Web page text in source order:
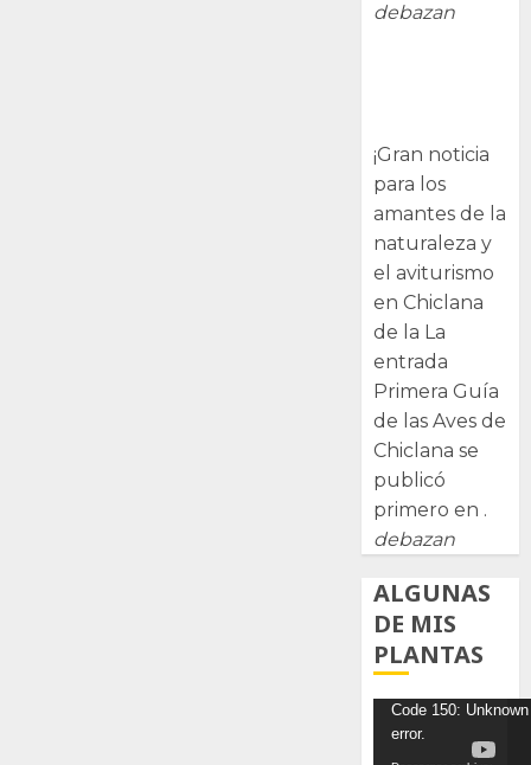
debazan
¡Gran noticia
para los
amantes de la
naturaleza y
el aviturismo
en Chiclana
de la La
entrada
Primera Guía
de las Aves de
Chiclana se
publicó
primero en .
debazan
ALGUNAS
DE MIS
PLANTAS
Reproductor
de
Code 150: Unknown
error.